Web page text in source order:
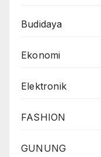
Budidaya
Ekonomi
Elektronik
FASHION
GUNUNG